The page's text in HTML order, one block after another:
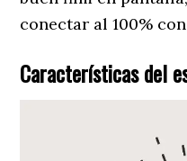
conectar al 100%
Características del